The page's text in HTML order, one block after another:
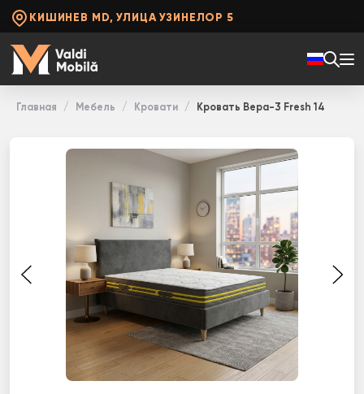
КИШИНЕВ MD, УЛИЦА УЗИНЕЛОР 5
Главная Мебель Кровати Кровать Вера-3 Fresh 14